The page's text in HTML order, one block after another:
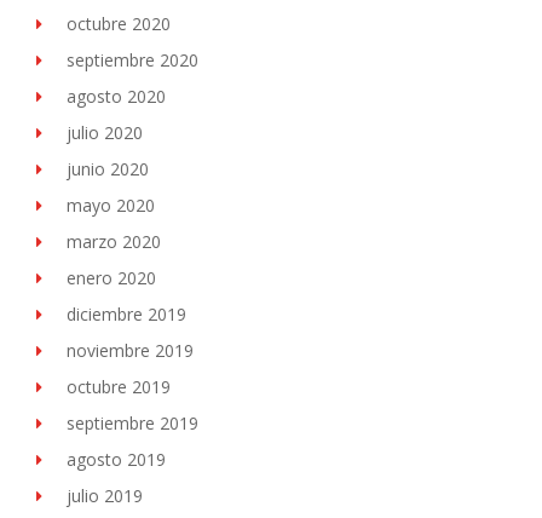
octubre 2020
septiembre 2020
agosto 2020
julio 2020
junio 2020
mayo 2020
marzo 2020
enero 2020
diciembre 2019
noviembre 2019
octubre 2019
septiembre 2019
agosto 2019
julio 2019